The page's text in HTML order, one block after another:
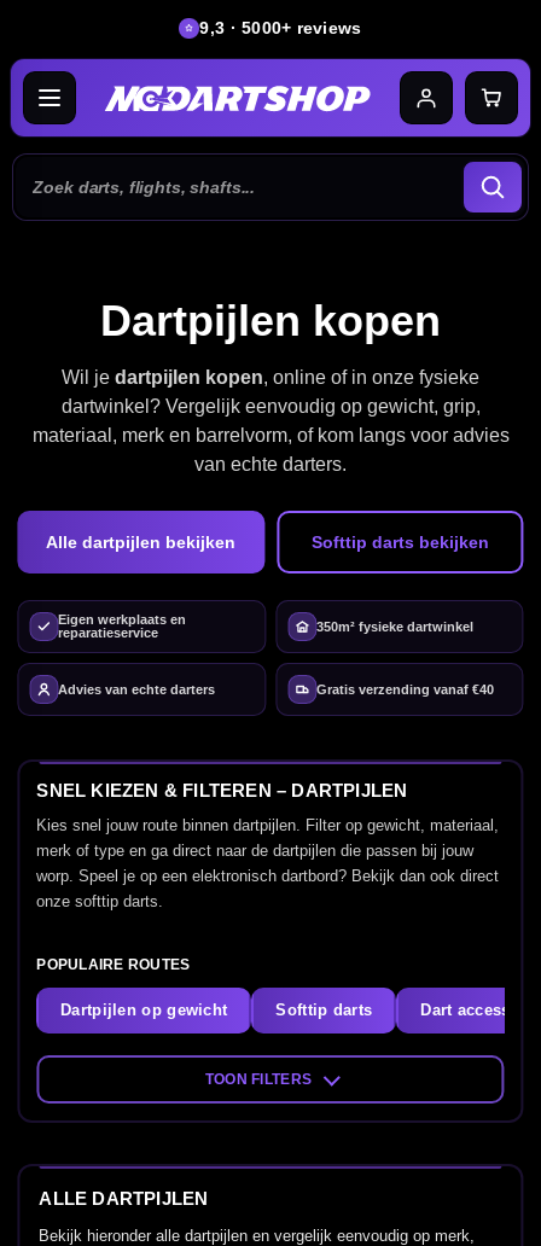
9,3 · 5000+ reviews
Dartpijlen kopen
Wil je dartpijlen kopen, online of in onze fysieke
dartwinkel? Vergelijk eenvoudig op gewicht, grip,
materiaal, merk en barrelvorm, of kom langs voor advies
van echte darters.
Alle dartpijlen bekijken Softtip darts bekijken
Eigen werkplaats en
reparatieservice
350m² fysieke dartwinkel
Advies van echte darters Gratis verzending vanaf €40
SNEL KIEZEN & FILTEREN – DARTPIJLEN
Kies snel jouw route binnen dartpijlen. Filter op gewicht, materiaal,
merk of type en ga direct naar de dartpijlen die passen bij jouw
worp. Speel je op een elektronisch dartbord? Bekijk dan ook direct
onze softtip darts.
POPULAIRE ROUTES
Dartpijlen op gewicht Softtip darts Dart
TOON FILTERS
ALLE DARTPIJLEN
Bekijk hieronder alle dartpijlen en vergelijk eenvoudig op merk,